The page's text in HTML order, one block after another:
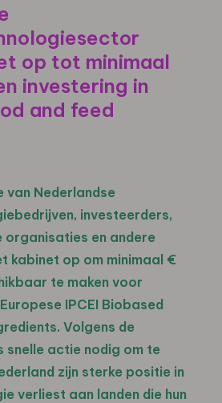
op tot minimaal
investering in
and feed
van Nederlandse
investeerders,
en andere
kabinet op om minimaal €
te maken voor
IPCEI Biobased
Volgens de
snelle actie nodig om te
zijn sterke positie in
verliest aan landen die hun